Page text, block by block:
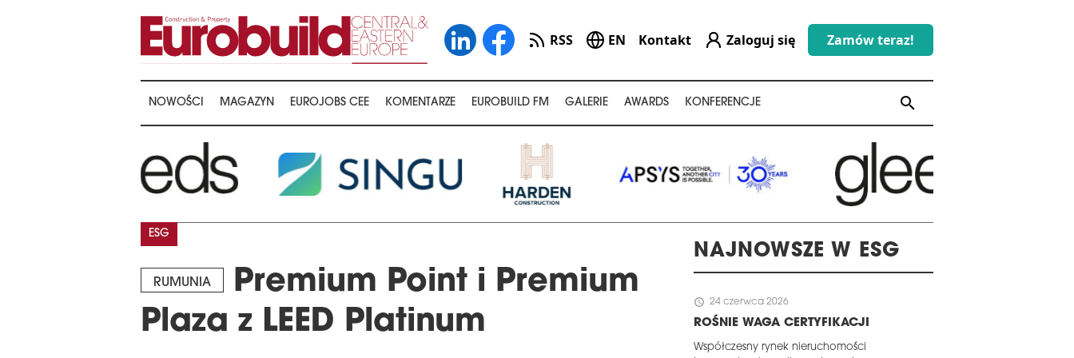
RSS EN Kontakt Zaloguj się Zamów teraz!
NOWOŚCI MAGAZYN EUROJOBS CEE KOMENTARZE EUROBUILD FM GALERIE AWARDS KONFERENCJE search
RUMUNIA
Premium Point i Premium
Plaza z LEED Platinum
ESG
NAJNOWSZE W ESG
schedule 24 czerwca 2026
ROŚNIE WAGA CERTYFIKACJI
Współczesny rynek nieruchomości